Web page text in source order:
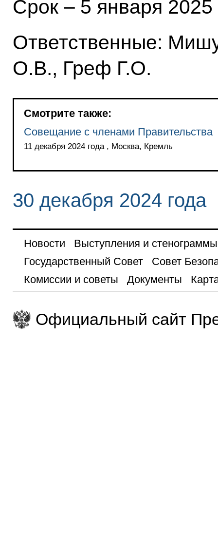
Срок – 5 января 2025
Ответственные:
О.В., Греф Г.О.
Смотрите также:
Совещание с членами Правительства
11 декабря 2024 года , Москва, Кремль
30 декабря 2024 года
Новости
Выступления и стенограммы
Государственный Совет
Совет
Комиссии и советы
Документы
Официальный сайт